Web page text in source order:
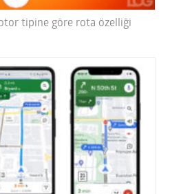
tipine göre rota özelliği